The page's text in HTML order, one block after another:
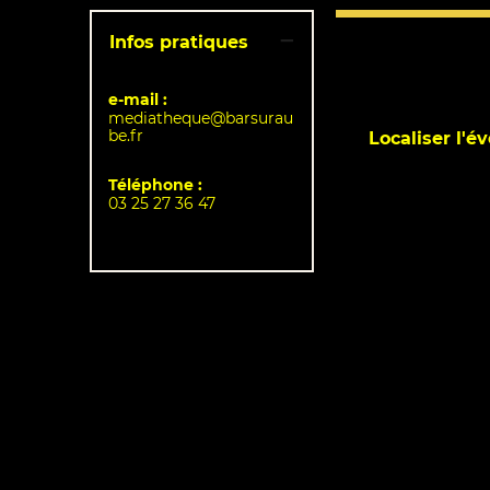
Infos pratiques
e-mail :
mediatheque@barsurau
be.fr
Téléphone :
03 25 27 36 47
Localiser